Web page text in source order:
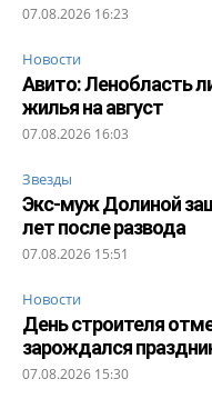
07.08.2026 16:23
Новости
Авито: Ленобласть
жилья на август
07.08.2026 16:03
Звезды
Экс-муж Долиной
лет после развода
07.08.2026 15:51
Новости
День строителя
зарождался
07.08.2026 15:30